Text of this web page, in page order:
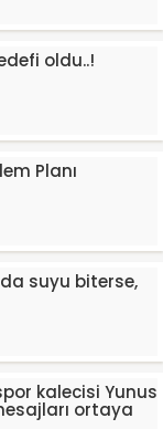
oldu..!
Planı
suyu biterse,
kalecisi Yunus
ortaya